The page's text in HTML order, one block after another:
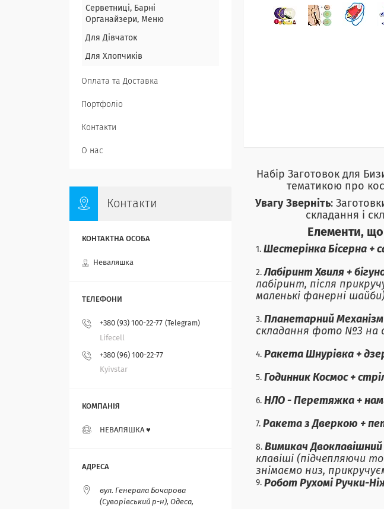
Набір Заготовок для
тематикою про
Увагу Зверніть:
складання і
Елементи,
Шестерінка Бісерна +
Лабіринт Хвиля +
лабіринт, після
маленькі фанерні
Планетарний
складання фото №3 на
Ракета Шнурівка +
Годинник Космос +
НЛО - Перетяжка +
Ракета з Дверкою +
Вимикач Двоклавішний
клавіші (підчепляючи
знімаємо низ,
Робот Рухомі Ручки-
Серветниці, Барні
Органайзери, Меню
Для Дівчаток
Для Хлопчиків
Оплата та Доставка
Портфоліо
Контакти
О нас
Контакти
Неваляшка
+380 (93) 100-22-77 Telegram
Lifecell
+380 (96) 100-22-77
Kyivstar
НЕВАЛЯШКА ♥️
вул. Генерала Бочарова
(Суворівський р-н), Одеса,